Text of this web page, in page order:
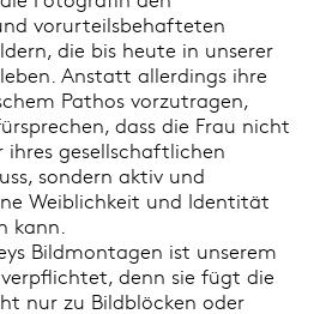
vorurteilsbehafteten
die bis heute in unserer
Anstatt allerdings ihre
Pathos vorzutragen,
dass die Frau nicht
gesellschaftlichen
sondern aktiv und
Weiblichkeit und Identität
kann.
Bildmontagen ist unserem
denn sie fügt die
nur zu Bildblöcken oder